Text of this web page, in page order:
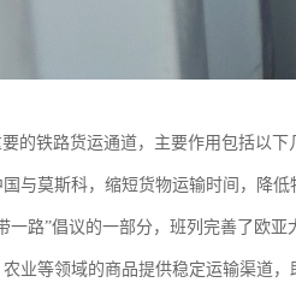
的铁路货运通道，主要作用包括以下
与莫斯科，缩短货物运输时间，降低
一路”倡议的一部分，班列完善了欧亚
业等领域的商品提供稳定运输渠道，